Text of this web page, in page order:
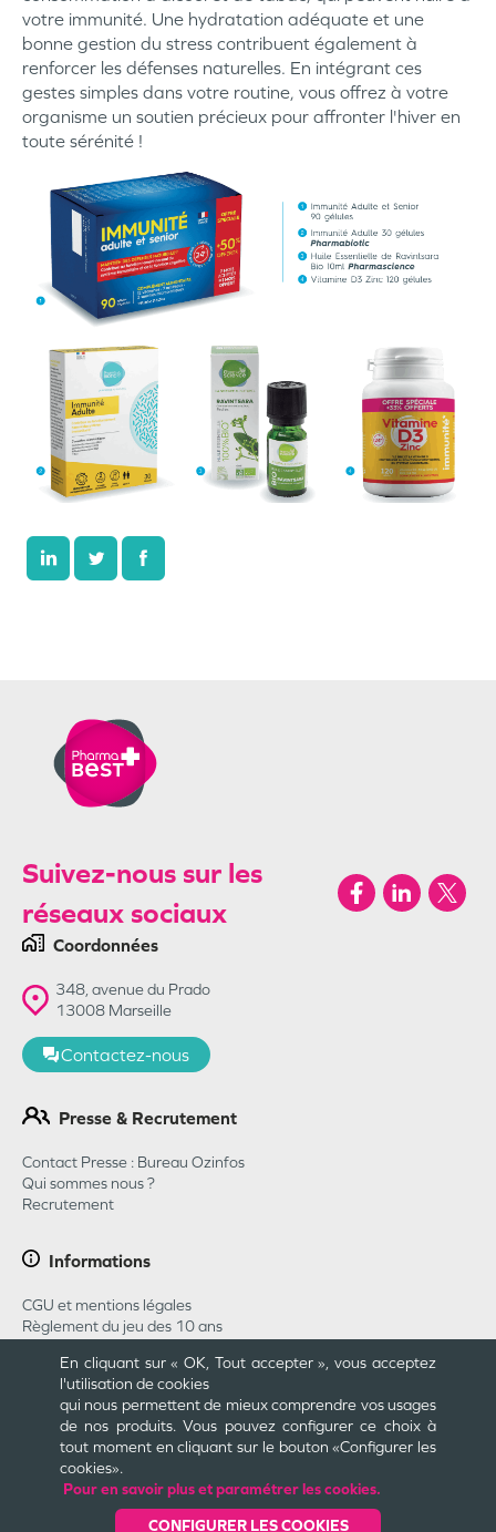
votre immunité. Une hydratation adéquate et une
bonne gestion du stress contribuent également à
renforcer les défenses naturelles. En intégrant ces
gestes simples dans votre routine, vous offrez à votre
organisme un soutien précieux pour affronter l'hiver en
toute sérénité !
En cliquant sur « OK, Tout accepter », vous acceptez
l'utilisation de cookies
qui nous permettent de mieux comprendre vos usages
de nos produits. Vous pouvez configurer ce choix à
tout moment en cliquant sur le bouton «Configurer les
cookies».
Pour en savoir plus et paramétrer les cookies.
CONFIGURER LES COOKIES
Suivez-nous sur les
réseaux sociaux
Coordonnées
348, avenue du Prado
13008 Marseille
Contactez-nous
Presse & Recrutement
Contact Presse : Bureau Ozinfos
Qui sommes nous ?
Recrutement
Informations
CGU et mentions légales
Règlement du jeu des 10 ans
CGU Carte Cadeau
Plan du site
Cookies et confidentialité
Engagements